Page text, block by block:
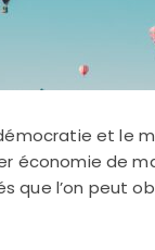
et le
économie de
que l’on peut